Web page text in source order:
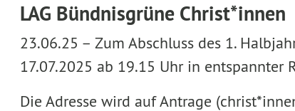
LAG Bündnisgrüne Christ*innen
23.06.25 – Zum Abschluss des 1.
17.07.2025 ab 19.15 Uhr in entspannter
Die Adresse wird auf Antrage